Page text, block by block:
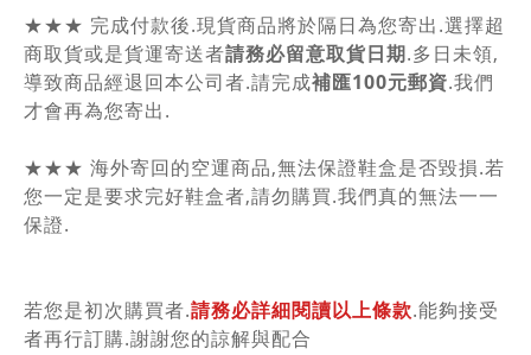
★★★ 完成付款後.現貨商品將於隔日為您寄出.選擇超
商取貨或是貨運寄送者請務必留意取貨日期.多日未領,
導致商品經退回本公司者.請完成補匯100元郵資.我們
才會再為您寄出.
★★★ 海外寄回的空運商品,無法保證鞋盒是否毀損.若
您一定是要求完好鞋盒者,請勿購買.我們真的無法一一
保證.
若您是初次購買者.請務必詳細閱讀以上條款.能夠接受
者再行訂購.謝謝您的諒解與配合